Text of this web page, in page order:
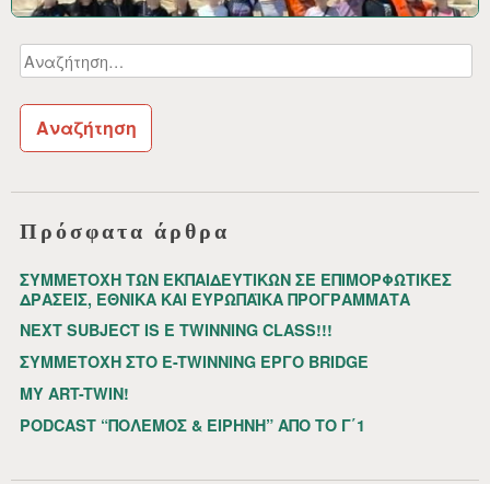
Αναζήτηση
για:
Πρόσφατα άρθρα
ΣΥΜΜΕΤΟΧΗ ΤΩΝ ΕΚΠΑΙΔΕΥΤΙΚΩΝ ΣΕ ΕΠΙΜΟΡΦΩΤΙΚΕΣ
ΔΡΑΣΕΙΣ, ΕΘΝΙΚΑ ΚΑΙ ΕΥΡΩΠΑΪΚΑ ΠΡΟΓΡΑΜΜΑΤΑ
NEXT SUBJECT IS E TWINNING CLASS!!!
ΣΥΜΜΕΤΟΧΗ ΣΤΟ E-TWINNING ΕΡΓΟ BRIDGE
MY ART-TWIN!
PODCAST “ΠΟΛΕΜΟΣ & ΕΙΡΗΝΗ” ΑΠΟ ΤΟ Γ΄1